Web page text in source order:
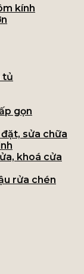
kính
tủ
gọn
sửa chữa
khoá cửa
rửa chén